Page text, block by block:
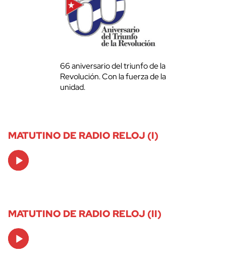
66 aniversario del triunfo de la
Revolución. Con la fuerza de la
unidad.
MATUTINO DE RADIO RELOJ (I)
Audio
Player
MATUTINO DE RADIO RELOJ (II)
Audio
Player